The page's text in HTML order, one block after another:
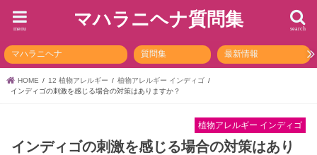
マハラニヘナ質問集 search
menu
マハラニヘナ 質問集 最新情報
HOME 12 植物アレルギー
植物アレルギー インディゴ
インディゴの刺激を感じる場合の対策はありますか？
植物アレルギー インディゴ
インディゴの刺激を感じる場合の対策はあり